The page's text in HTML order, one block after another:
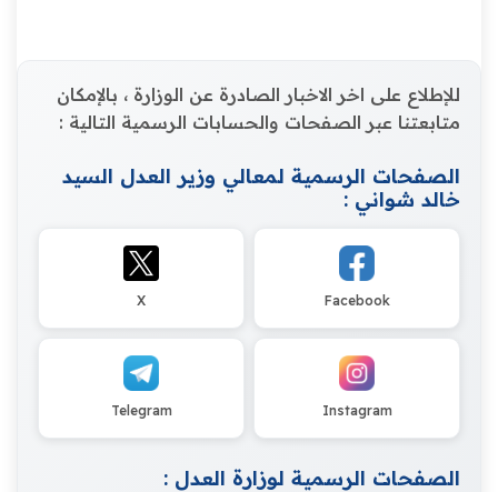
للإطلاع على اخر الاخبار الصادرة عن الوزارة ، بالإمكان
متابعتنا عبر الصفحات والحسابات الرسمية التالية :
الصفحات الرسمية لمعالي وزير العدل السيد
خالد شواني :
Facebook
X
Instagram
Telegram
الصفحات الرسمية لوزارة العدل :